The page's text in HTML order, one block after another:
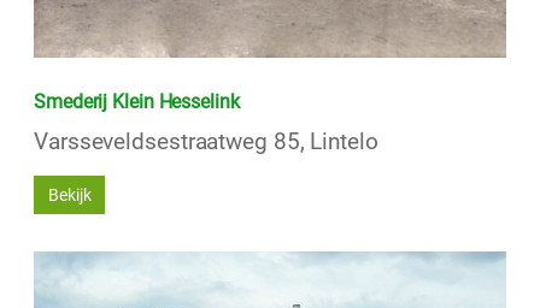
Smederij Klein Hesselink
Varsseveldsestraatweg 85, Lintelo
Bekijk